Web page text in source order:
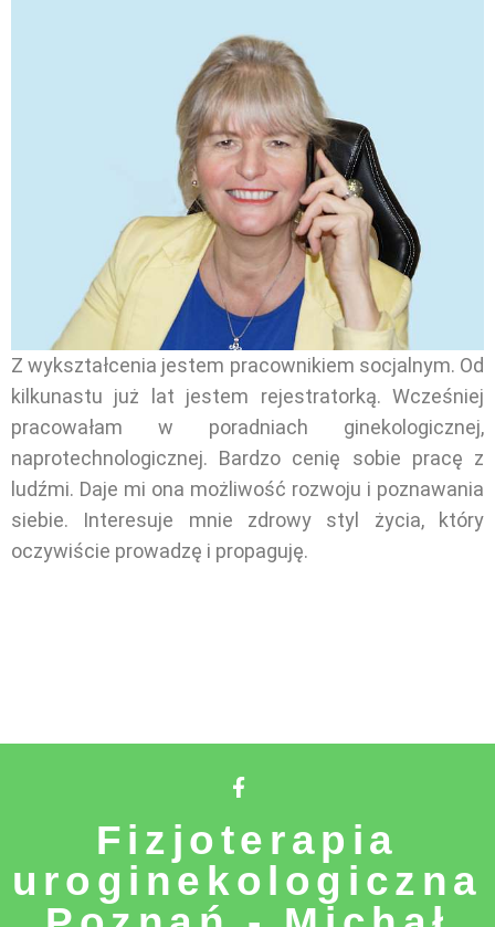
Z wykształcenia jestem pracownikiem socjalnym. Od
kilkunastu już lat jestem rejestratorką. Wcześniej
pracowałam w poradniach ginekologicznej,
naprotechnologicznej. Bardzo cenię sobie pracę z
ludźmi. Daje mi ona możliwość rozwoju i poznawania
siebie. Interesuje mnie zdrowy styl życia, który
oczywiście prowadzę i propaguję.
Fizjoterapia
uroginekologiczna